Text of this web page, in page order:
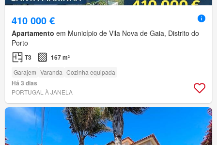
410 000 €
Apartamento em Município de Vila Nova de Gaia, Distrito do
Porto
T3 167 m²
Garajem Varanda Cozinha equipada
Há 3 dias
PORTUGAL À JANELA